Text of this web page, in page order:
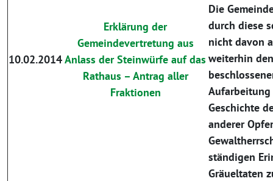
10.02.2014
Erklärung der
Gemeindevertretung aus
Anlass der Steinwürfe auf das
Rathaus – Antrag aller
Fraktionen
Die
durch diese
nicht davon
weiterhin
Geschichte
anderer
ständigen
Gräueltaten